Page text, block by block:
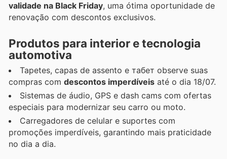
validade na Black Friday, uma ótima oportunidade de
renovação com descontos exclusivos.
Produtos para interior e tecnologia
automotiva
Tapetes, capas de assento e табет observe suas
compras com descontos imperdíveis até o dia 18/07.
Sistemas de áudio, GPS e dash cams com ofertas
especiais para modernizar seu carro ou moto.
Carregadores de celular e suportes com
promoções imperdíveis, garantindo mais praticidade
no dia a dia.